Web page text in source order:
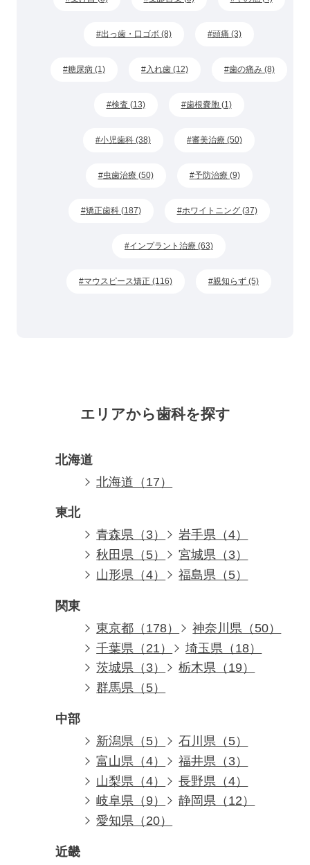
出っ歯・口ゴボ (8) 頭痛 (3)
糖尿病 (1) 入れ歯 (12) 歯の痛み (8)
検査 (13) 歯根嚢胞 (1)
小児歯科 (38) 審美治療 (50)
虫歯治療 (50) 予防治療 (9)
矯正歯科 (187) ホワイトニング (37)
インプラント治療 (63)
マウスピース矯正 (116) 親知らず (5)
エリアから歯科を探す
北海道
北海道（17）
東北
青森県（3）
岩手県（4）
秋田県（5）
宮城県（3）
山形県（4）
福島県（5）
関東
東京都（178）
神奈川県（50）
千葉県（21）
埼玉県（18）
茨城県（3）
栃木県（19）
群馬県（5）
中部
新潟県（5）
石川県（5）
富山県（4）
福井県（3）
山梨県（4）
長野県（4）
岐阜県（9）
静岡県（12）
愛知県（20）
近畿